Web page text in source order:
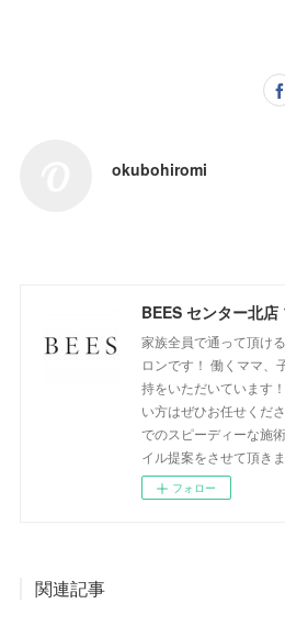
okubohiromi
BEES センター北店
家族全員で通って頂け
ロンです！ 働くママ、
持をいただいています
い方はぜひお任せくだ
でのスピーディーな施
イル提案をさせて頂きま
フォロー
関連記事